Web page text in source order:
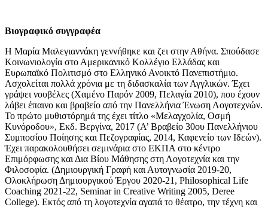
Βιογραφικό συγγραφέα
Η Μαρία Μαλεγιαννάκη γεννήθηκε και ζει στην Αθήνα. Σπούδασε
Κοινωνιολογία στο Αμερικανικό Κολλέγιο Ελλάδας και
Ευρωπαϊκό Πολιτισμό στο Ελληνικό Ανοικτό Πανεπιστήμιο.
Ασχολείται πολλά χρόνια με τη διδασκαλία των Αγγλικών. Έχει
γράψει νουβέλες (Χαμένο Παρόν 2009, Πελαγία 2010), που έχουν
λάβει έπαινο και βραβείο από την Πανελλήνια Ένωση Λογοτεχνών.
Το πρώτο μυθιστόρημά της έχει τίτλο «Μελαγχολία, Οσμή
Κυνόροδου», Εκδ. Βεργίνα, 2017 (Α’ Βραβείο 30ου Πανελλήνιου
Συμποσίου Ποίησης και Πεζογραφίας, 2014, Καφενείο των Ιδεών).
Έχει παρακολουθήσει σεμινάρια στο ΕΚΠΑ στο κέντρο
Επιμόρφωσης και Δια Βίου Μάθησης στη Λογοτεχνία και την
Φιλοσοφία. (Δημιουργική Γραφή και Αυτογνωσία 2019-20,
Ολοκλήρωση Δημιουργικού Έργου 2020-21, Philosophical Life
Coaching 2021-22, Seminar in Creative Writing 2005, Deree
College). Εκτός από τη λογοτεχνία αγαπά το θέατρο, την τέχνη και